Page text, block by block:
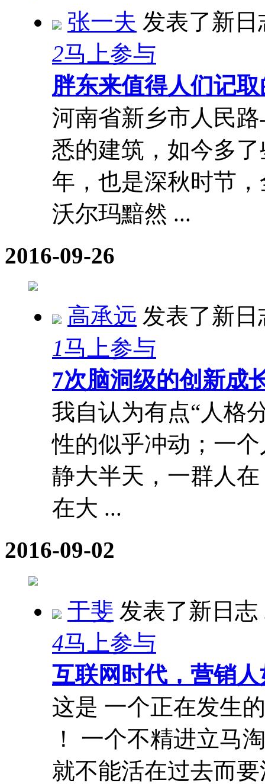
张一夫 发表了新
2马上参与
胖东来值得人们记
河南省新乡市人民
悉的建筑，如今多
年，也是深秋时节
沃尔玛黯然 ...
2016-09-26
高承远 发表了新
1马上参与
7次脑洞级的创新成
我自认为有点“人格
性的似乎冲动；一
静大半天，一群人
在大 ...
2016-09-02
于斐 发表了新日志
4马上参与
互联网时代，营销
这是 一个正在发生
！ 一个不精进立马
就不能活在过去而要